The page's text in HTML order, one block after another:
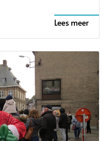
Lees meer